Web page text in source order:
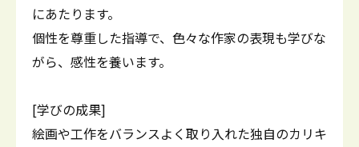
にあたります。
個性を尊重した指導で、色々な作家の表現も学びな
がら、感性を養います。
[学びの成果]
絵画や工作をバランスよく取り入れた独自のカリキ